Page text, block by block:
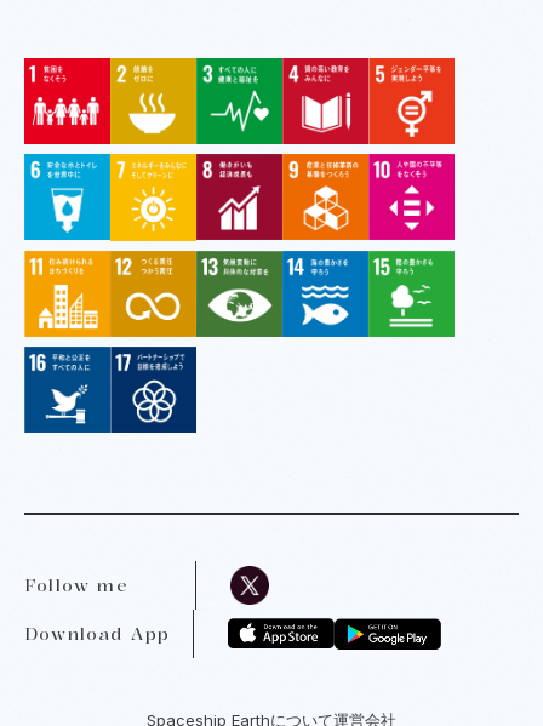
Follow me
Download App
Spaceship Earthについて運営会社